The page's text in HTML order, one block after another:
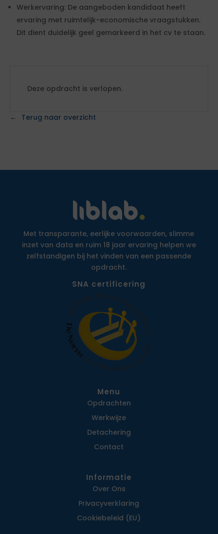
Werkervaring: De aangeboden kandidaat heeft
ervaring met ruimtelijk-economische vraagstukken.
Dit dient duidelijk geel gemarkeerd in het cv te staan.
Deze opdracht is verlopen.
Terug naar overzicht
Met transparante, eerlijke voorwaarden, slimme
inzet van data en ruim 18 jaar ervaring helpen we
zelfstandigen bij het vinden van een passende
opdracht.
SNA certificering
Menu
Opdrachten
Werkwijze
Detachering
Contact
Informatie
Over Ons
Privacy­verklaring
Cookiebeleid (EU)